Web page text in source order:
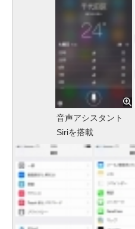
音声アシスタント
Siriを搭載